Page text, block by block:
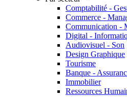
Comptabilité -
Commerce -
Communication -
Digital -
Audiovisuel - Son
Design Graphique
Tourisme
Banque -
Immobilier
Ressources